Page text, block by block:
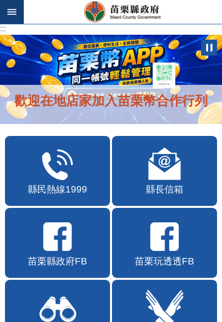
跳到主要內容區塊
:::
:::
歡迎在地店家加入苗栗幣合作行列
縣民熱線1999 縣長信箱
苗栗縣政府FB 苗栗玩透透FB